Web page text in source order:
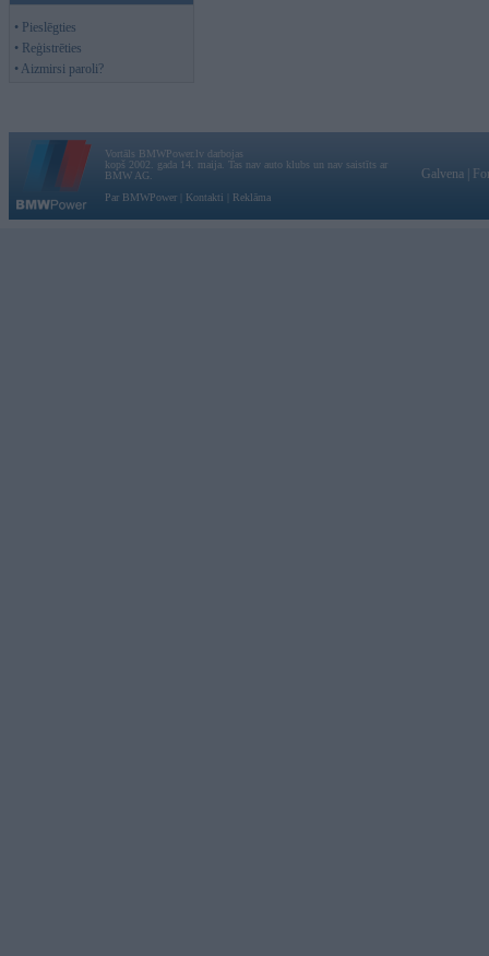
• Pieslēgties
• Reģistrēties
• Aizmirsi paroli?
Vortāls BMWPower.lv darbojas
kopš 2002. gada 14. maija. Tas nav auto klubs un nav saistīts ar
BMW AG.
Par BMWPower
Kontakti Reklāma
Galvena